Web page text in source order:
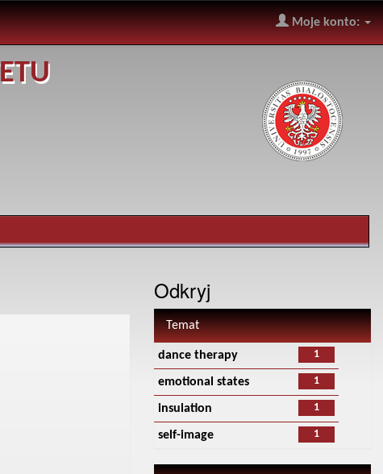
Moje konto:
Odkryj
Temat
1
dance therapy
1
emotional states
1
insulation
1
self-image